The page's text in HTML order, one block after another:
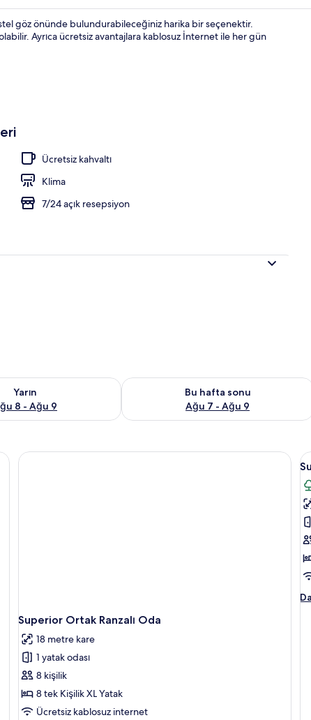
göz önünde bulundurabileceğiniz harika bir seçenektir.
Ayrıca ücretsiz avantajlara kablosuz İnternet ile her gün
Ücretsiz kahvaltı
Klima
7/24 açık resepsiyon
Yarın
8 - Ağu 9
kontrol et Ağu 8 - Ağu 9
Bu hafta sonu
Ağu 7 - Ağu 9
Bu hafta sonu için müsaitliği kontrol
| İç mekân detayı
Superior Ortak Ranzalı Oda
18 metre kare
1 yatak odası
8 kişilik
8 tek Kişilik XL Yatak
Ücretsiz kablosuz internet